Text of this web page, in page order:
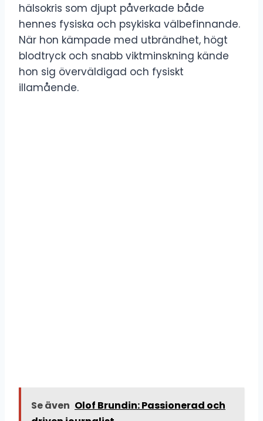
hälsokris som djupt påverkade både
hennes fysiska och psykiska välbefinnande.
När hon kämpade med utbrändhet, högt
blodtryck och snabb viktminskning kände
hon sig överväldigad och fysiskt
illamående.
Se även Olof Brundin: Passionerad och